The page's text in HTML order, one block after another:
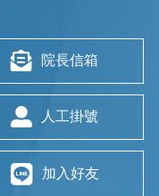
院長信箱
人工掛號
加入好友